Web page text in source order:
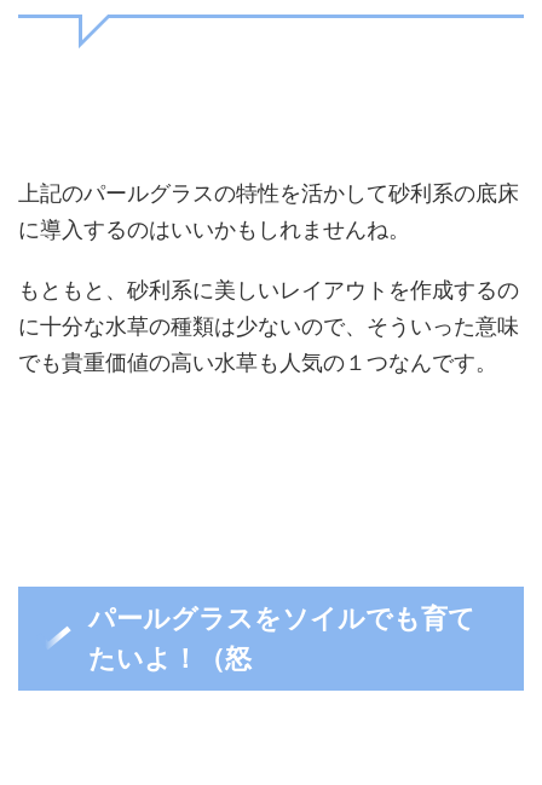
上記のパールグラスの特性を活かして砂利系の底床
に導入するのはいいかもしれませんね。
もともと、砂利系に美しいレイアウトを作成するの
に十分な水草の種類は少ないので、そういった意味
でも貴重価値の高い水草も人気の１つなんです。
パールグラスをソイルでも育て
たいよ！（怒